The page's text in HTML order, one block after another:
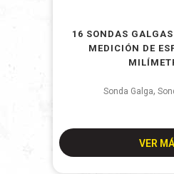
16 SONDAS
MEDICIÓN DE
Sonda Galga,
VER